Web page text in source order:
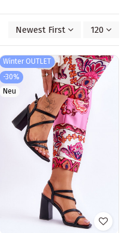
Newest First 120
Winter OUTLET
-30%
Neu